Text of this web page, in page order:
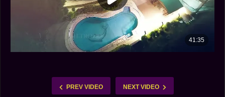
PREV VIDEO NEXT VIDEO